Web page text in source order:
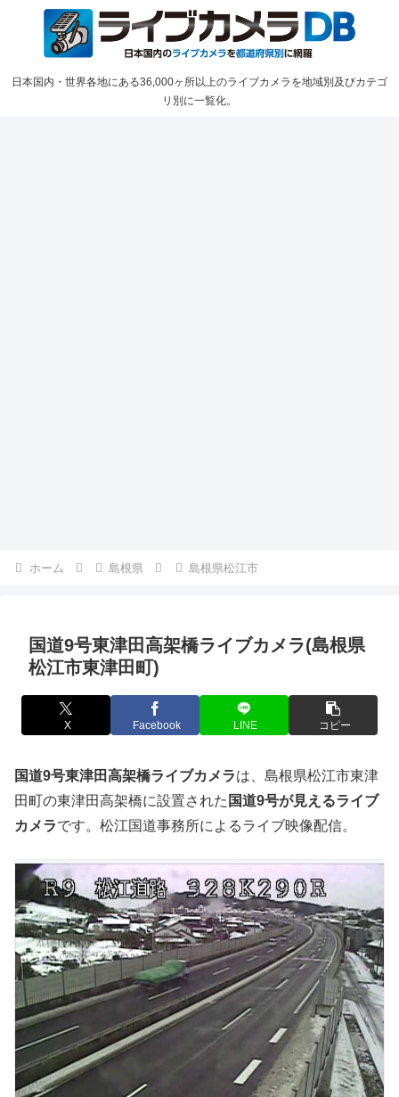
日本国内・世界各地にある36,000ヶ所以上のライブカメラを地域別及びカテゴ
リ別に一覧化。
ホーム 島根県 島根県松江市
国道9号東津田高架橋ライブカメラ(島根県
松江市東津田町)
X Facebook LINE コピー
国道9号東津田高架橋ライブカメラは、島根県松江市東津
田町の東津田高架橋に設置された 国道9号が見えるライブ
カメラです。松江国道事務所によるライブ映像配信。